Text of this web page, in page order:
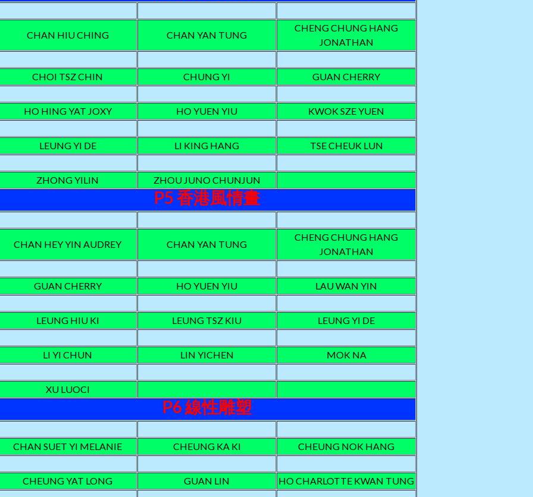
CHAN HIU CHING CHAN YAN TUNG
CHENG CHUNG HANG
JONATHAN
CHOI TSZ CHIN CHUNG YI GUAN CHERRY
HO HING YAT JOXY HO YUEN YIU KWOK SZE YUEN
LEUNG YI DE LI KING HANG TSE CHEUK LUN
ZHONG YILIN ZHOU JUNO CHUNJUN
P5 香港風情畫
CHAN HEY YIN AUDREY CHAN YAN TUNG
CHENG CHUNG HANG
JONATHAN
GUAN CHERRY HO YUEN YIU LAU WAN YIN
LEUNG HIU KI LEUNG TSZ KIU LEUNG YI DE
LI YI CHUN LIN YICHEN MOK NA
XU LUOCI
P6 線性雕塑
CHAN SUET YI MELANIE CHEUNG KA KI CHEUNG NOK HANG
CHEUNG YAT LONG GUAN LIN HO CHARLOTTE KWAN TUNG